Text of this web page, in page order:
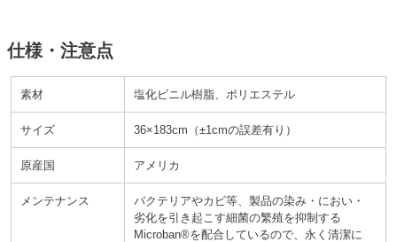
仕様・注意点
素材 塩化ビニル樹脂、ポリエステル
サイズ 36×183cm ±1cmの誤差有り
原産国 アメリカ
メンテナンス
バクテリアやカビ等、製品の染み・におい・
劣化を引き起こす細菌の繁殖を抑制する
Microban®を配合しているので、永く清潔に